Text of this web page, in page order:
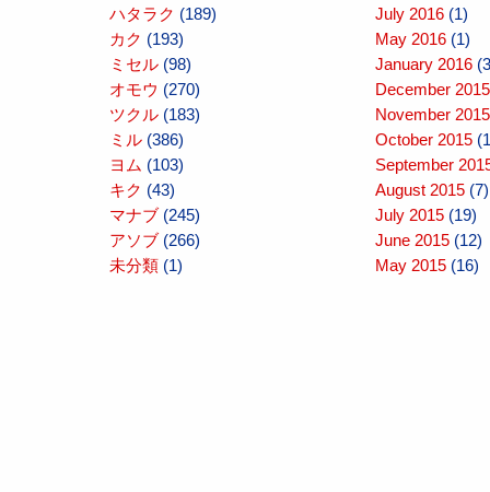
ハタラク (189)
カク (193)
ミセル(98)
オモウ (270)
ツクル(183)
ミル(386)
ヨム (103)
キク (43)
マナブ(245)
アソブ(266)
未分類(1)
July 2016(1)
May 2016(1)
January 2016
December 2015
November 2015
October 2015
September
August 2015(7)
July 2015(19)
June 2015(12)
May 2015(16)